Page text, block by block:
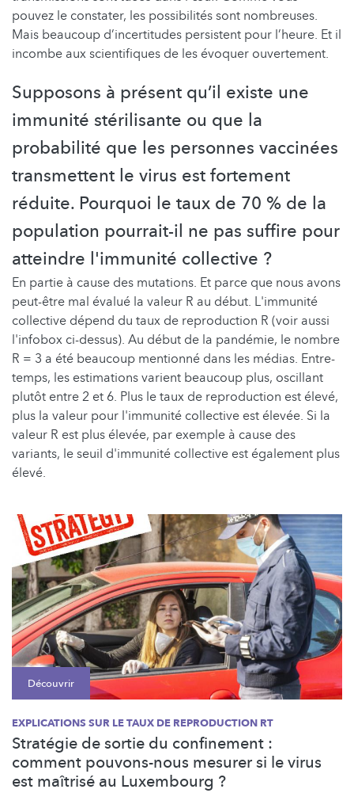
pouvez le constater, les possibilités sont nombreuses.
Mais beaucoup d’incertitudes persistent pour l’heure. Et il
incombe aux scientifiques de les évoquer ouvertement.
Supposons à présent qu’il existe une
immunité stérilisante ou que la
probabilité que les personnes vaccinées
transmettent le virus est fortement
réduite. Pourquoi le taux de 70 % de la
population pourrait-il ne pas suffire pour
atteindre l'immunité collective ?
En partie à cause des mutations. Et parce que nous avons
peut-être mal évalué la valeur R au début. L'immunité
collective dépend du taux de reproduction R (voir aussi
l'infobox ci-dessus). Au début de la pandémie, le nombre
R = 3 a été beaucoup mentionné dans les médias. Entre-
temps, les estimations varient beaucoup plus, oscillant
plutôt entre 2 et 6. Plus le taux de reproduction est élevé,
plus la valeur pour l'immunité collective est élevée. Si la
valeur R est plus élevée, par exemple à cause des
variants, le seuil d'immunité collective est également plus
élevé.
Découvrir
EXPLICATIONS SUR LE TAUX DE REPRODUCTION RT
Stratégie de sortie du confinement :
comment pouvons-nous mesurer si le virus
est maîtrisé au Luxembourg ?